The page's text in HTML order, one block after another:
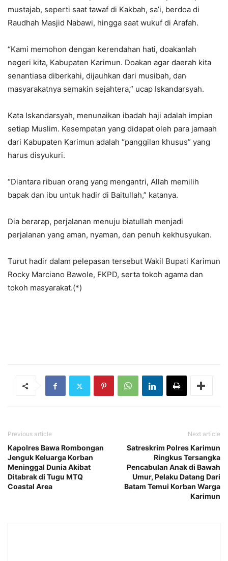
mustajab, seperti saat tawaf di Kakbah, sa’i, berdoa di
Raudhah Masjid Nabawi, hingga saat wukuf di Arafah.
“Kami memohon dengan kerendahan hati, doakanlah
negeri kita, Kabupaten Karimun. Doakan agar daerah kita
senantiasa diberkahi, dijauhkan dari musibah, dan
masyarakatnya semakin sejahtera,” ucap Iskandarsyah.
Kata Iskandarsyah, menunaikan ibadah haji adalah impian
setiap Muslim. Kesempatan yang didapat oleh para jamaah
dari Kabupaten Karimun adalah “panggilan khusus” yang
harus disyukuri.
“Diantara ribuan orang yang mengantri, Allah memilih
bapak dan ibu untuk hadir di Baitullah,” katanya.
Dia berarap, perjalanan menuju biatullah menjadi
perjalanan yang aman, nyaman, dan penuh kekhusyukan.
Turut hadir dalam pelepasan tersebut Wakil Bupati Karimun
Rocky Marciano Bawole, FKPD, serta tokoh agama dan
tokoh masyarakat.(*)
Previous article
Kapolres Bawa Rombongan
Jenguk Keluarga Korban
Meninggal Dunia Akibat
Ditabrak di Tugu MTQ
Coastal Area
Next article
Satreskrim Polres Karimun
Ringkus Tersangka
Pencabulan Anak di Bawah
Umur, Pelaku Datang Dari
Batam Temui Korban Warga
Karimun